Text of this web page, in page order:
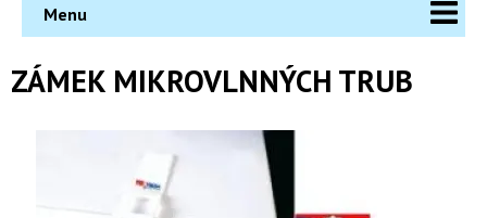
Menu
ZÁMEK MIKROVLNNÝCH TRUB